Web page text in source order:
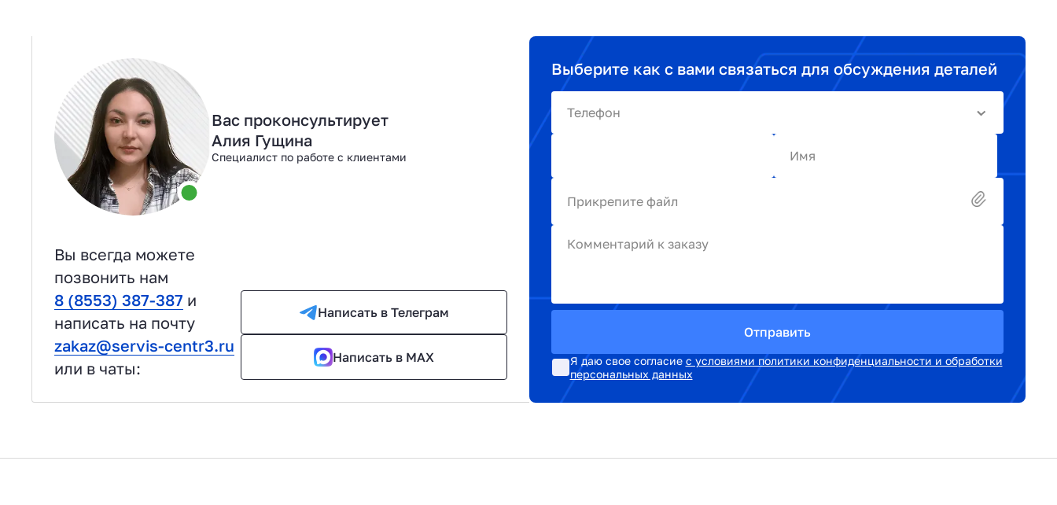
Вас проконсультирует
Алия Гущина
Специалист по работе с клиентами
Вы всегда можете
позвонить нам
8 (8553) 387-387 и
написать на почту
zakaz@servis-centr3.ru
или в чаты:
Написать в Телеграм
Написать в MAX
Выберите как с вами связаться для обсуждения деталей
Телефон
Имя
Прикрепите файл
Комментарий к заказу
Отправить
Я даю свое согласие с условиями политики конфиденциальности и обработки
персональных данных